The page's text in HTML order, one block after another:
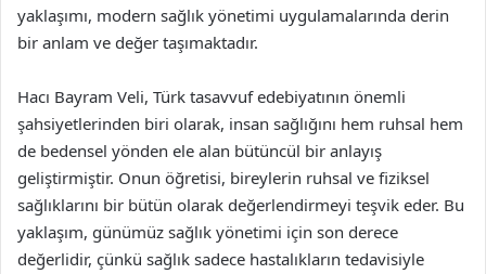
yaklaşımı, modern sağlık yönetimi uygulamalarında derin
bir anlam ve değer taşımaktadır.
Hacı Bayram Veli, Türk tasavvuf edebiyatının önemli
şahsiyetlerinden biri olarak, insan sağlığını hem ruhsal hem
de bedensel yönden ele alan bütüncül bir anlayış
geliştirmiştir. Onun öğretisi, bireylerin ruhsal ve fiziksel
sağlıklarını bir bütün olarak değerlendirmeyi teşvik eder. Bu
yaklaşım, günümüz sağlık yönetimi için son derece
değerlidir, çünkü sağlık sadece hastalıkların tedavisiyle